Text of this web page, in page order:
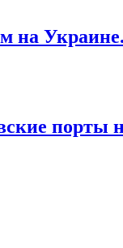
на
порты